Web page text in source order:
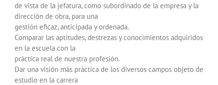
de vista de la jefatura, como subordinado de la empresa y la
dirección de obra, para una
gestión eficaz, anticipada y ordenada.
Comparar las aptitudes, destrezas y conocimientos adquiridos
en la escuela con la
práctica real de nuestra profesión.
Dar una visión más práctica de los diversos campos objeto de
estudio en la carrera